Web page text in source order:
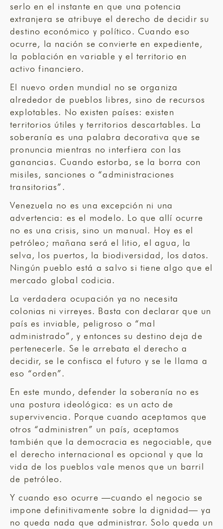
serlo en el instante en que una potencia
extranjera se atribuye el derecho de decidir su
destino económico y político. Cuando eso
ocurre, la nación se convierte en expediente,
la población en variable y el territorio en
activo financiero.
El nuevo orden mundial no se organiza
alrededor de pueblos libres, sino de recursos
explotables. No existen países: existen
territorios útiles y territorios descartables. La
soberanía es una palabra decorativa que se
pronuncia mientras no interfiera con las
ganancias. Cuando estorba, se la borra con
misiles, sanciones o “administraciones
transitorias”.
Venezuela no es una excepción ni una
advertencia: es el modelo. Lo que allí ocurre
no es una crisis, sino un manual. Hoy es el
petróleo; mañana será el litio, el agua, la
selva, los puertos, la biodiversidad, los datos.
Ningún pueblo está a salvo si tiene algo que el
mercado global codicia.
La verdadera ocupación ya no necesita
colonias ni virreyes. Basta con declarar que un
país es inviable, peligroso o “mal
administrado”, y entonces su destino deja de
pertenecerle. Se le arrebata el derecho a
decidir, se le confisca el futuro y se le llama a
eso “orden”.
En este mundo, defender la soberanía no es
una postura ideológica: es un acto de
supervivencia. Porque cuando aceptamos que
otros “administren” un país, aceptamos
también que la democracia es negociable, que
el derecho internacional es opcional y que la
vida de los pueblos vale menos que un barril
de petróleo.
Y cuando eso ocurre —cuando el negocio se
impone definitivamente sobre la dignidad— ya
no queda nada que administrar. Solo queda un